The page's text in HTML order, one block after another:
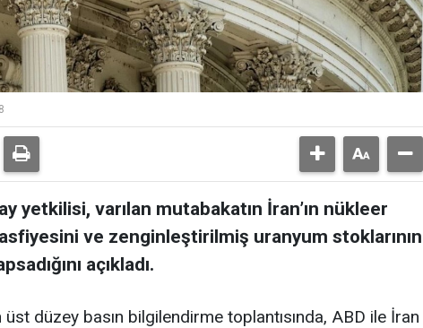
yetkilisi, varılan mutabakatın İran’ın nükleer
ve zenginleştirilmiş uranyum stoklarının
açıkladı.
üst düzey basın bilgilendirme toplantısında, ABD ile İran